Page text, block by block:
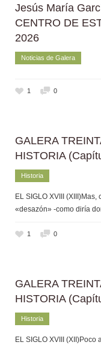
Jesús María
CENTRO DE
2026
Noticias de Galera
1 0
GALERA
HISTORIA
Historia
EL SIGLO XVIII
«desazón» -como diría
1 0
GALERA
HISTORIA
Historia
EL SIGLO XVIII